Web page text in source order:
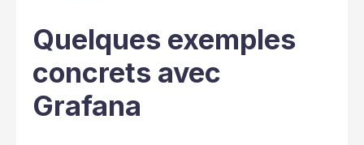
Quelques exemples
concrets avec
Grafana